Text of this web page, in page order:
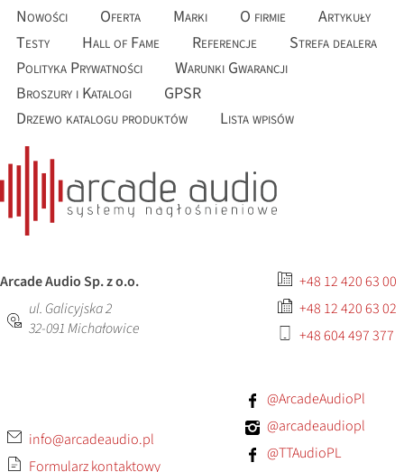
Nowości Oferta Marki O firmie
Artykuły
Testy
Hall of Fame Referencje
Strefa dealera
Polityka Prywatności
Warunki Gwarancji
Broszury i Katalogi
GPSR
Drzewo katalogu produktów
Lista wpisów
Arcade Audio Sp. z o.o.
ul. Galicyjska 2
32-091Michałowice
+48 12 420 63 00
+48 12 420 63 02
+48 604 497 377
info@arcadeaudio.pl
Formularz kontaktowy
@ArcadeAudioPl
@arcadeaudiopl
@TTAudioPL